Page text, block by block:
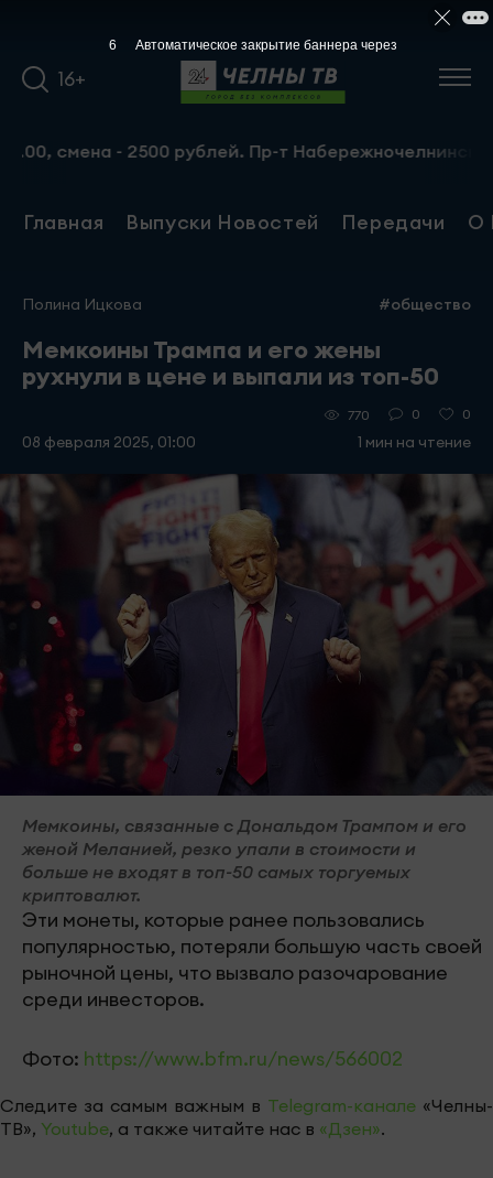
16+
- 2500 рублей. Пр-т Набережночелнинский, 13а.
Главная Выпуски Новостей Передачи О
Полина Ицкова #общество
Мемкоины Трампа и его жены
рухнули в цене и выпали из топ-50
08 февраля 2025, 01:00
770 0 0
1 мин на чтение
Мемкоины, связанные с Дональдом Трампом и его
женой Меланией, резко упали в стоимости и
больше не входят в топ-50 самых торгуемых
криптовалют.
Эти монеты, которые ранее пользовались
популярностью, потеряли большую часть своей
рыночной цены, что вызвало разочарование
среди инвесторов.
Фото: https://www.bfm.ru/news/566002
Следите за самым важным в Telegram-канале «Челны-
ТВ», Youtube, а также читайте нас в «Дзен».
5 Автоматическое закрытие баннера через